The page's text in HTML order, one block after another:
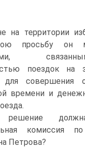
на территории
просьбу он
поездок на
для совершения
времени и
решение
комиссия
Петрова?